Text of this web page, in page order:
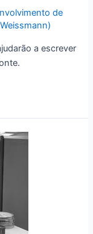
de
a escrever